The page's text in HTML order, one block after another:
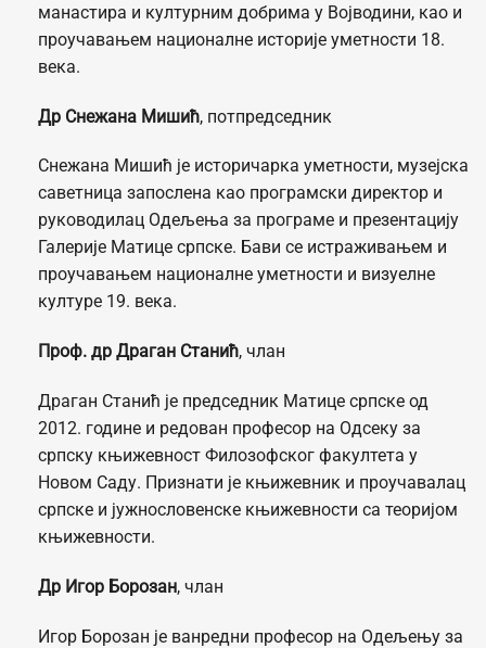
манастира и културним добрима у Војводини, као и
проучавањем националне историје уметности 18.
века.
Др Снежана Мишић, потпредседник
Снежана Мишић је историчарка уметности, музејска
саветница запослена као програмски директор и
руководилац Одељења за програме и презентацију
Галерије Матице српске. Бави се истраживањем и
проучавањем националне уметности и визуелне
културе 19. века.
Проф. др Драган Станић, члан
Драган Станић је председник Матице српске од
2012. године и редован професор на Одсеку за
српску књижевност Филозофског факултета у
Новом Саду. Признати је књижевник и проучавалац
српске и јужнословенске књижевности са теоријом
књижевности.
Др Игор Борозан, члан
Игор Борозан је ванредни професор на Одељењу за